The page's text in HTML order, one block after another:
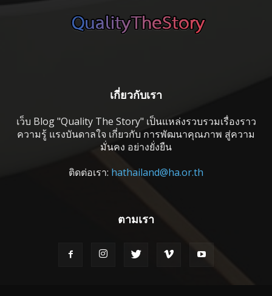
เกี่ยวกับเรา
เว็บ Blog "Quality The Story" เป็นแหล่งรวบรวมเรื่องราว
ความรู้ แรงบันดาลใจ เกี่ยวกับ การพัฒนาคุณภาพ สู่ความ
มั่นคง อย่างยั่งยืน
ติดต่อเรา: hathailand@ha.or.th
ตามเรา